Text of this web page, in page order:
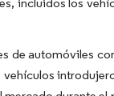
incluidos los
de automóviles